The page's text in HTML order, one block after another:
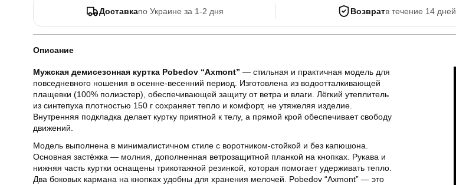
Доставкапо Украине за 1-2 дня Возвратв течение 14 дней
Описание
Мужская демисезонная куртка Pobedov “Axmont” — стильная и практичная модель для
повседневного ношения в осенне-весенний период. Изготовлена из водоотталкивающей
плащевки (100% полиэстер), обеспечивающей защиту от ветра и влаги. Лёгкий утеплитель
из синтепуха плотностью 150 г сохраняет тепло и комфорт, не утяжеляя изделие.
Внутренняя подкладка делает куртку приятной к телу, а прямой крой обеспечивает свободу
движений.
Модель выполнена в минималистичном стиле с воротником-стойкой и без капюшона.
Основная застёжка — молния, дополненная ветрозащитной планкой на кнопках. Рукава и
нижняя часть куртки оснащены трикотажной резинкой, которая помогает удерживать тепло.
Два боковых кармана на кнопках удобны для хранения мелочей. Pobedov “Axmont” — это